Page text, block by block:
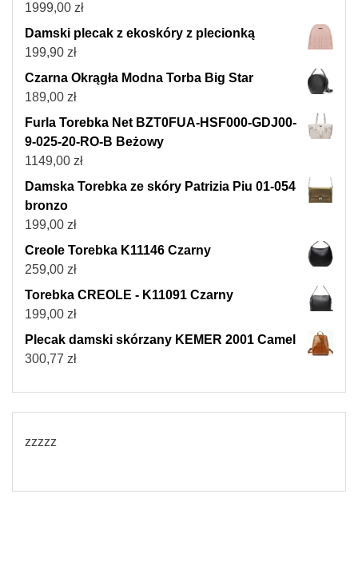
1999,00 zł
Damski plecak z ekoskóry z plecionką
199,90 zł
Czarna Okrągła Modna Torba Big Star
189,00 zł
Furla Torebka Net BZT0FUA-HSF000-GDJ00-
9-025-20-RO-B Beżowy
1149,00 zł
Damska Torebka ze skóry Patrizia Piu 01-054
bronzo
199,00 zł
Creole Torebka K11146 Czarny
259,00 zł
Torebka CREOLE - K11091 Czarny
199,00 zł
Plecak damski skórzany KEMER 2001 Camel
300,77 zł
zzzzz